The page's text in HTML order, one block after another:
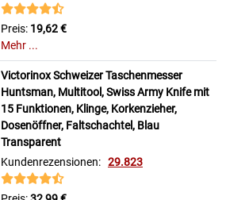
Preis: 19,62 €
Mehr ...
Victorinox Schweizer Taschenmesser
Huntsman, Multitool, Swiss Army Knife mit
15 Funktionen, Klinge, Korkenzieher,
Dosenöffner, Faltschachtel, Blau
Transparent
Kundenrezensionen: 29.823